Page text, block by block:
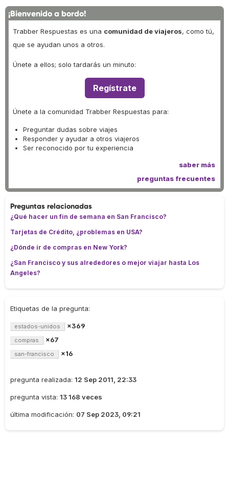
¡Bienvenido a bordo!
Trabber Respuestas es una comunidad de viajeros, como tú,
que se ayudan unos a otros.
Únete a ellos; solo tardarás un minuto:
Regístrate
Únete a la comunidad Trabber Respuestas para:
Preguntar dudas sobre viajes
Responder y ayudar a otros viajeros
Ser reconocido por tu experiencia
saber más
preguntas frecuentes
Preguntas relacionadas
¿Qué hacer un fin de semana en San Francisco?
Tarjetas de Crédito, ¿problemas en USA?
¿Dónde ir de compras en New York?
¿San Francisco y sus alrededores o mejor viajar hasta Los
Angeles?
Etiquetas de la pregunta:
estados-unidos ×369
compras ×67
san-francisco ×16
pregunta realizada: 12 Sep 2011, 22:33
pregunta vista: 13 168 veces
última modificación: 07 Sep 2023, 09:21